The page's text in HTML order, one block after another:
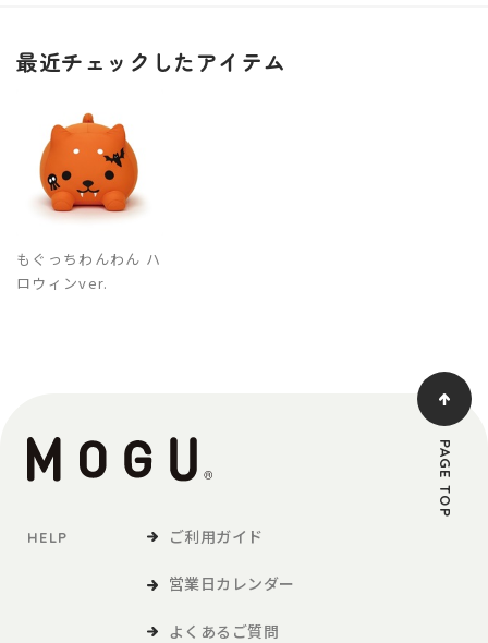
最近チェックしたアイテム
もぐっちわんわん ハ
ロウィンver.
HELP ご利用ガイド
営業日カレンダー
よくあるご質問
PAGE TOP